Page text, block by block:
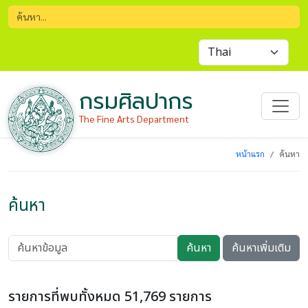
กรมศิลปากร
The Fine Arts Department
หน้าแรก ค้นหา
ค้นหา
ค้นหา ค้นหาเพิ่มเติม
รายการที่พบทั้งหมด 51,769 รายการ